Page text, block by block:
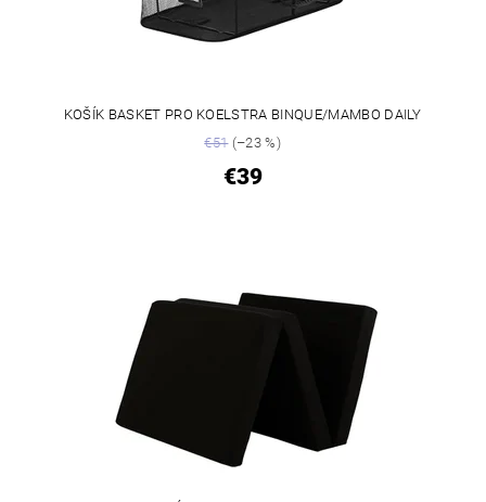
KOŠÍK BASKET PRO KOELSTRA BINQUE/MAMBO DAILY
€51(–23 %)
€39